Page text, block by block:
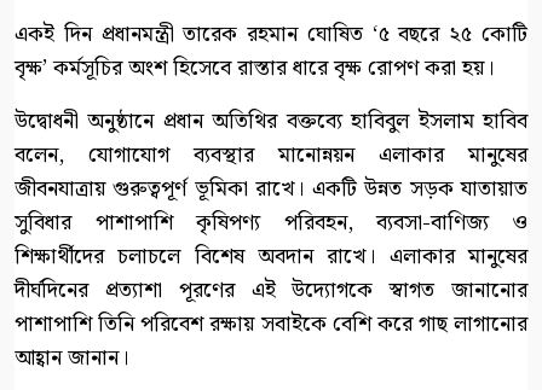
একই দিন প্রধানমন্ত্রী তারেক রহমান ঘোষিত ‘৫ বছরে ২৫ কোটি
বৃক্ষ’ কর্মসূচির অংশ হিসেবে রাস্তার ধারে বৃক্ষ রোপণ করা হয়।
উদ্বোধনী অনুষ্ঠানে প্রধান অতিথির বক্তব্যে হাবিবুল ইসলাম হাবিব
বলেন, যোগাযোগ ব্যবস্থার মানোন্নয়ন এলাকার মানুষের
জীবনযাত্রায় গুরুত্বপূর্ণ ভূমিকা রাখে। একটি উন্নত সড়ক যাতায়াত
সুবিধার পাশাপাশি কৃষিপণ্য পরিবহন, ব্যবসা-বাণিজ্য ও
শিক্ষার্থীদের চলাচলে বিশেষ অবদান রাখে। এলাকার মানুষের
দীর্ঘদিনের প্রত্যাশা পূরণের এই উদ্যোগকে স্বাগত জানানোর
পাশাপাশি তিনি পরিবেশ রক্ষায় সবাইকে বেশি করে গাছ লাগানোর
আহ্বান জানান।